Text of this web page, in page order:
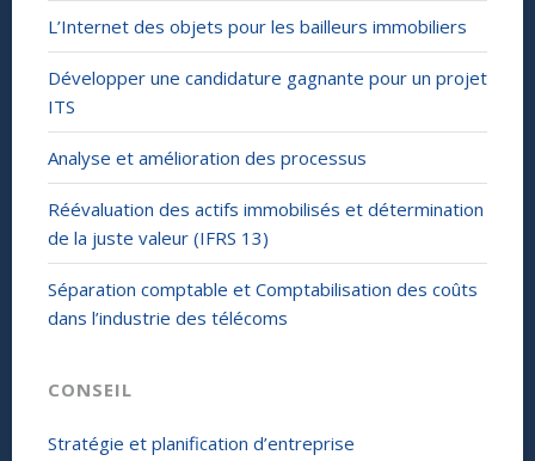
L’Internet des objets pour les bailleurs immobiliers
Développer une candidature gagnante pour un projet
ITS
Analyse et amélioration des processus
Réévaluation des actifs immobilisés et détermination
de la juste valeur (IFRS 13)
Séparation comptable et Comptabilisation des coûts
dans l’industrie des télécoms
CONSEIL
Stratégie et planification d’entreprise